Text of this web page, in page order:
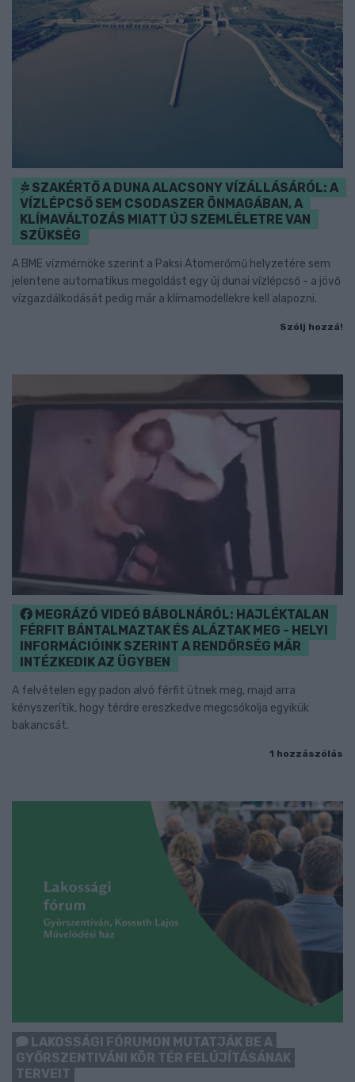
SZAKÉRTŐ A DUNA ALACSONY VÍZÁLLÁSÁRÓL: A
VÍZLÉPCSŐ SEM CSODASZER ÖNMAGÁBAN, A
KLÍMAVÁLTOZÁS MIATT ÚJ SZEMLÉLETRE VAN
SZÜKSÉG
A BME vízmérnöke szerint a Paksi Atomerőmű helyzetére sem
jelentene automatikus megoldást egy új dunai vízlépcső - a jövő
vízgazdálkodását pedig már a klímamodellekre kell alapozni.
Szólj hozzá!
MEGRÁZÓ VIDEÓ BÁBOLNÁRÓL: HAJLÉKTALAN
FÉRFIT BÁNTALMAZTAK ÉS ALÁZTAK MEG - HELYI
INFORMÁCIÓINK SZERINT A RENDŐRSÉG MÁR
INTÉZKEDIK AZ ÜGYBEN
A felvételen egy padon alvó férfit ütnek meg, majd arra
kényszerítik, hogy térdre ereszkedve megcsókolja egyikük
bakancsát.
1 hozzászólás
LAKOSSÁGI FÓRUMON MUTATJÁK BE A
GYŐRSZENTIVÁNI KÖR TÉR FELÚJÍTÁSÁNAK
TERVEIT